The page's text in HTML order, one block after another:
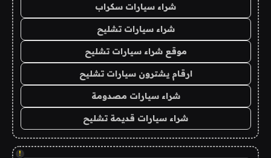
شراء سيارات سكراب
شراء سيارات تشليح
موقع شراء سيارات تشليح
ارقام يشترون سيارات تشليح
شراء سيارات مصدومة
شراء سيارات قديمة تشليح
!